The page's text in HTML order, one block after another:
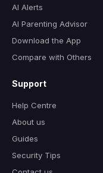
AI Alerts
AI Parenting Advisor
Download the App
Compare with Others
Support
Help Centre
About us
Guides
Security Tips